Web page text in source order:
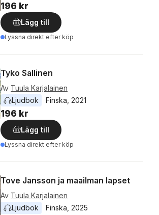
196 kr
Lägg till
Lyssna direkt efter köp
Tyko Sallinen
Av Tuula Karjalainen
Ljudbok
Finska 2021
196 kr
Lägg till
Lyssna direkt efter köp
Tove Jansson ja maailman lapset
Av Tuula Karjalainen
Ljudbok
Finska 2025